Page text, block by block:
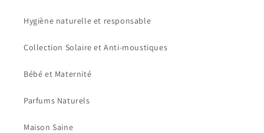
Hygiène naturelle et responsable
Collection Solaire et Anti-moustiques
Bébé et Maternité
Parfums Naturels
Maison Saine